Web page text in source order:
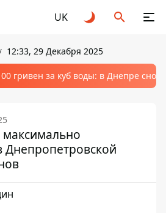
UK
12:33, 29 Декабря 2025
гривен за куб воды: в Днепре
максимально
Днепропетровской